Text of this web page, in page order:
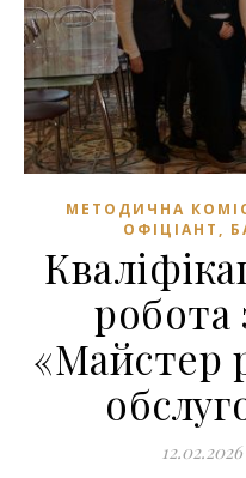
МЕТОДИЧНА
ОФІЦІАНТ,
робота
«Майстер
12.02.2026